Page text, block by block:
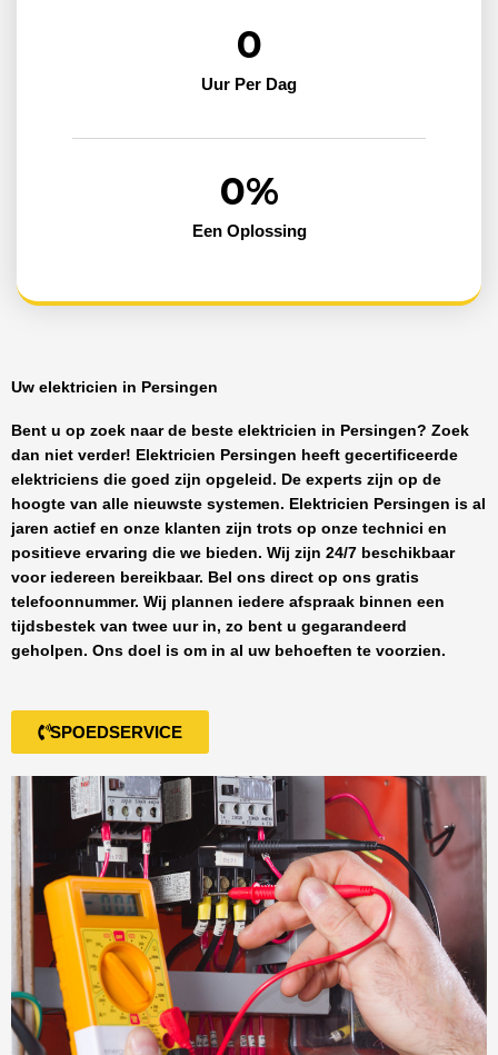
Uur Per Dag
0
Een Oplossing
0%
Uw elektricien in Persingen
Bent u op zoek naar de beste elektricien in Persingen? Zoek
dan niet verder! Elektricien Persingen heeft gecertificeerde
elektriciens die goed zijn opgeleid. De experts zijn op de
hoogte van alle nieuwste systemen. Elektricien Persingen is al
jaren actief en onze klanten zijn trots op onze technici en
positieve ervaring die we bieden. Wij zijn 24/7 beschikbaar
voor iedereen bereikbaar. Bel ons direct op ons gratis
telefoonnummer. Wij plannen iedere afspraak binnen een
tijdsbestek van twee uur in, zo bent u gegarandeerd
geholpen. Ons doel is om in al uw behoeften te voorzien.
SPOEDSERVICE